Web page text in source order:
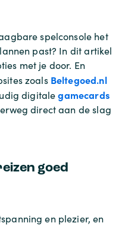
spelconsole het
past? In dit artikel
met je door. En
zoals Beltegoed.nl
digitalegamecards
direct aan de slag
goed
en plezier, en